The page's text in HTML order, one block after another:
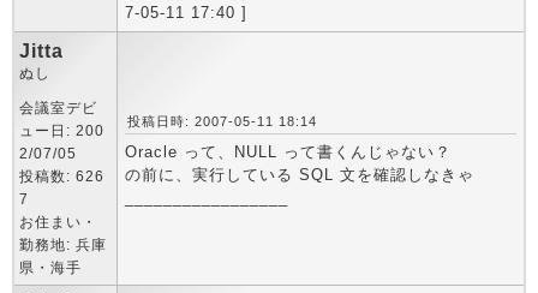
7-05-11 17:40 ]
Jitta
ぬし
会議室デビ
ュー日: 200
2/07/05
投稿数: 626
7
お住まい・
勤務地: 兵庫
県・海手
投稿日時: 2007-05-11 18:14
Oracle って、NULL って書くんじゃない？
の前に、実行している SQL 文を確認しなきゃ